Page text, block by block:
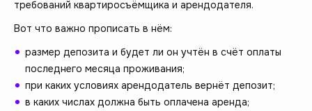
требований квартиросъёмщика и арендодателя.
Вот что важно прописать в нём:
размер депозита и будет ли он учтён в счёт оплаты
последнего месяца проживания;
при каких условиях арендодатель вернёт депозит;
в каких числах должна быть оплачена аренда;